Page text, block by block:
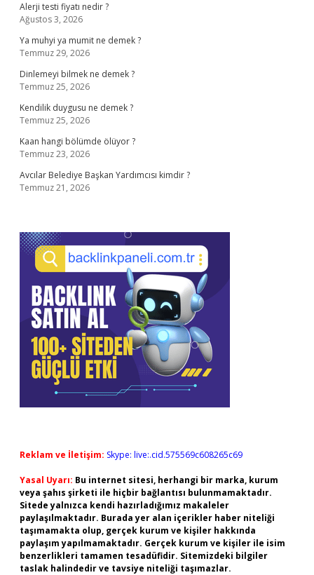
Alerji testi fiyatı nedir ?
Ağustos 3, 2026
Ya muhyi ya mumit ne demek ?
Temmuz 29, 2026
Dinlemeyi bilmek ne demek ?
Temmuz 25, 2026
Kendilik duygusu ne demek ?
Temmuz 25, 2026
Kaan hangi bölümde ölüyor ?
Temmuz 23, 2026
Avcılar Belediye Başkan Yardımcısı kimdir ?
Temmuz 21, 2026
Reklam ve İletişim: Skype: live:.cid.575569c608265c69
Yasal Uyarı: Bu internet sitesi, herhangi bir marka, kurum
veya şahıs şirketi ile hiçbir bağlantısı bulunmamaktadır.
Sitede yalnızca kendi hazırladığımız makaleler
paylaşılmaktadır. Burada yer alan içerikler haber niteliği
taşımamakta olup, gerçek kurum ve kişiler hakkında
paylaşım yapılmamaktadır. Gerçek kurum ve kişiler ile isim
benzerlikleri tamamen tesadüfidir. Sitemizdeki bilgiler
taslak halindedir ve tavsiye niteliği taşımazlar.